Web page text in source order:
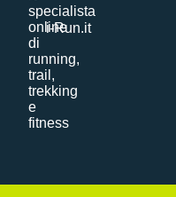
i-Run.it